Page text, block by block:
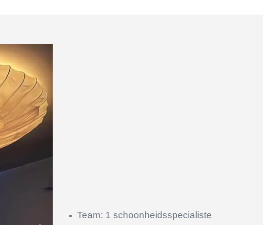
Team: 1 schoonheidsspecialiste